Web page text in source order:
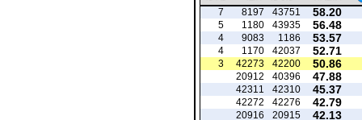
58.20
43751
8197
7
56.48
43935
1180
5
53.57
1186
9083
4
52.71
42037
1170
4
50.86
42200
42273
3
47.88
40396
20912
45.37
42310
42311
42.79
42276
42272
42.13
20915
20916